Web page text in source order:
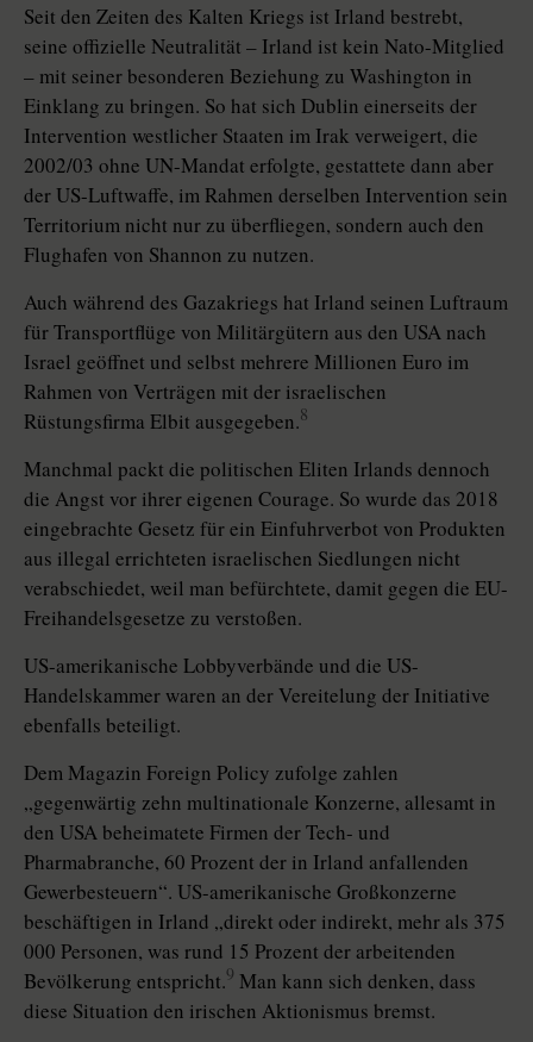
Seit den Zeiten des Kalten Kriegs ist Irland bestrebt,
seine offizielle Neu­tra­lität – Irland ist kein Nato-Mitglied
– mit seiner besonderen Beziehung zu Washington in
Einklang zu bringen. So hat sich Dublin einerseits der
Intervention westlicher Staaten im Irak verweigert, die
2002/03 ohne UN-Mandat erfolgte, gestattete dann aber
der US-Luftwaffe, im Rahmen derselben Intervention sein
Territorium nicht nur zu überfliegen, sondern auch den
Flughafen von Shannon zu nutzen.
Auch während des Gazakriegs hat Irland seinen Luftraum
für Transportflüge von Militärgütern aus den USA nach
Israel geöffnet und selbst mehrere Millionen Euro im
Rahmen von Verträgen mit der israelischen
Rüstungsfirma Elbit ausgegeben.8
Manchmal packt die politischen Eliten Irlands dennoch
die Angst vor ihrer eigenen Courage. So wurde das 2018
eingebrachte Gesetz für ein Einfuhrverbot von Produkten
aus illegal errichteten israelischen Siedlungen nicht
verabschiedet, weil man befürchtete, damit gegen die EU-
Freihandelsgesetze zu verstoßen.
US-amerikanische Lobbyverbände und die US-
Handelskammer waren an der Vereitelung der Initiative
ebenfalls beteiligt.
Dem Magazin Foreign Policy zufolge zahlen
„gegenwärtig zehn multinationale Konzerne, allesamt in
den USA beheimatete Firmen der Tech- und
Pharmabranche, 60 Prozent der in Irland anfallenden
Gewerbesteuern“. US-amerikanische Großkonzerne
beschäftigen in Irland „direkt oder indirekt, mehr als 375
000 Personen, was rund 15 Prozent der arbeitenden
Bevölkerung entspricht.9 Man kann sich denken, dass
diese Situation den irischen Aktionismus bremst.